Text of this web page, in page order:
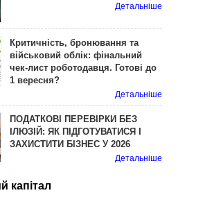
Детальніше
Критичність, бронювання та
військовий облік: фінальний
чек-лист роботодавця. Готові до
1 вересня?
Детальніше
ПОДАТКОВІ ПЕРЕВІРКИ БЕЗ
ІЛЮЗІЙ: ЯК ПІДГОТУВАТИСЯ І
ЗАХИСТИТИ БІЗНЕС У 2026
Детальніше
капітал